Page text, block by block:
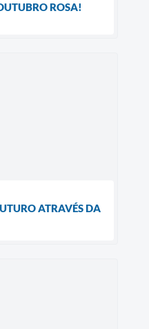
ROSA!
ATRAVÉS DA